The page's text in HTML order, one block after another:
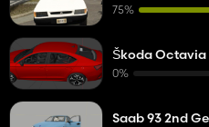
75%
Škoda Octavia
0%
Saab 93 2nd